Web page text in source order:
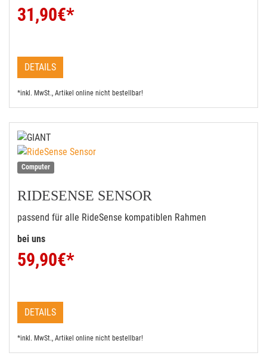
31,90€*
DETAILS
*inkl. MwSt., Artikel online nicht bestellbar!
Computer
RIDESENSE SENSOR
passend für alle RideSense kompatiblen Rahmen
bei uns
59,90€*
DETAILS
*inkl. MwSt., Artikel online nicht bestellbar!